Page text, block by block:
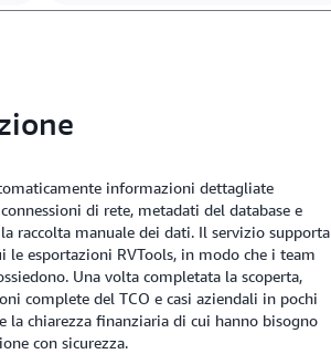
informazioni dettagliate
di rete, metadati del database e
raccolta manuale dei dati. Il servizio supporta
esportazioni RVTools, in modo che i team
Una volta completata la scoperta,
complete del TCO e casi aziendali in pochi
chiarezza finanziaria di cui hanno bisogno
con sicurezza.